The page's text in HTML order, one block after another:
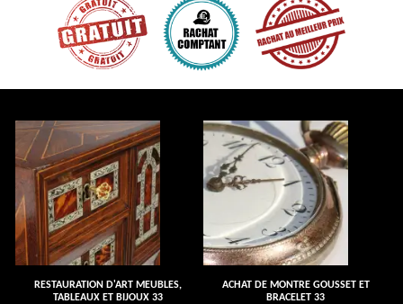
RESTAURATION D'ART MEUBLES,
TABLEAUX ET BIJOUX 33
ACHAT DE MONTRE GOUSSET ET
BRACELET 33